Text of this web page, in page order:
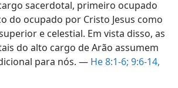
sacerdotal, primeiro ocupado
do ocupado por Cristo Jesus como
e celestial. Em vista disso, as
do alto cargo de Arão assumem
para nós. — He 8:1-6; 9:6-14,